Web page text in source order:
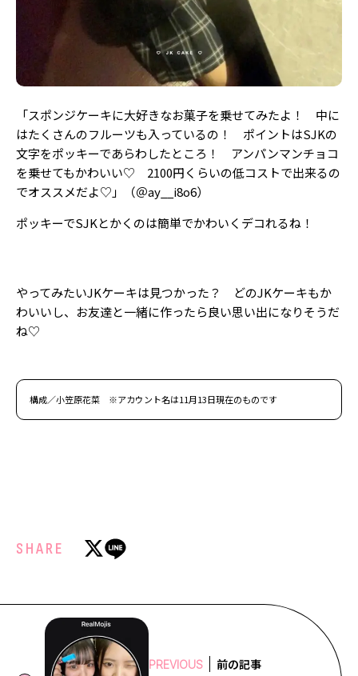
「スポンジケーキに大好きなお菓子を乗せてみたよ！ 中に
はたくさんのフルーツも入っているの！ ポイントはSJKの
文字をポッキーであらわしたところ！ アンパンマンチョコ
を乗せてもかわいい♡ 2100円くらいの低コストで出来るの
でオススメだよ♡」（＠ay__i8o6）
ポッキーでSJKとかくのは簡単でかわいくデコれるね！
やってみたいJKケーキは見つかった？ どのJKケーキもか
わいいし、お友達と一緒に作ったら良い思い出になりそうだ
ね♡
構成／小笠原花菜 ※アカウント名は11月13日現在のものです
SHARE
PREVIOUS 前の記事